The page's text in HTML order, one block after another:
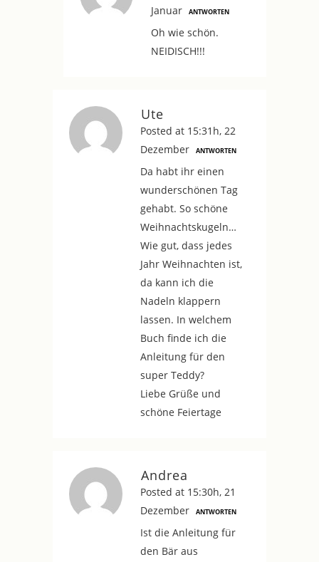
Januar
ANTWORTEN
Oh wie schön.
NEIDISCH!!!
Ute
Posted at 15:31h, 22
Dezember
ANTWORTEN
Da habt ihr einen
wunderschönen Tag
gehabt. So schöne
Weihnachtskugeln…
Wie gut, dass jedes
Jahr Weihnachten ist,
da kann ich die
Nadeln klappern
lassen. In welchem
Buch finde ich die
Anleitung für den
super Teddy?
Liebe Grüße und
schöne Feiertage
Andrea
Posted at 15:30h, 21
Dezember
ANTWORTEN
Ist die Anleitung für
den Bär aus